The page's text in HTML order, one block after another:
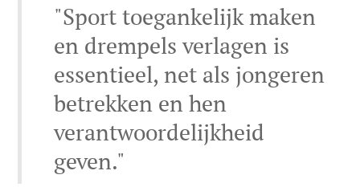
"Sport toegankelijk maken
en drempels verlagen is
essentieel, net als jongeren
betrekken en hen
verantwoordelijkheid
geven."